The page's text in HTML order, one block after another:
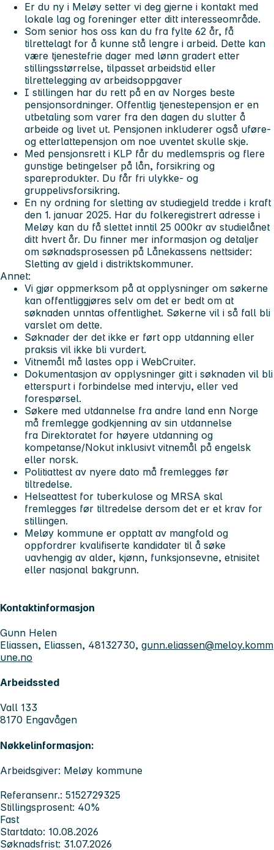
Er du ny i Meløy setter vi deg gjerne i kontakt med
lokale lag og foreninger etter ditt interesseområde.
Som senior hos oss kan du fra fylte 62 år, få
tilrettelagt for å kunne stå lengre i arbeid. Dette kan
være tjenestefrie dager med lønn gradert etter
stillingsstørrelse, tilpasset arbeidstid eller
tilrettelegging av arbeidsoppgaver
I stillingen har du rett på en av Norges beste
pensjonsordninger. Offentlig tjenestepensjon er en
utbetaling som varer fra den dagen du slutter å
arbeide og livet ut. Pensjonen inkluderer også uføre-
og etterlattepensjon om noe uventet skulle skje.
Med pensjonsrett i KLP får du medlemspris og flere
gunstige betingelser på lån, forsikring og
spareprodukter. Du får fri ulykke- og
gruppelivsforsikring.
En ny ordning for sletting av studiegjeld tredde i kraft
den 1. januar 2025. Har du folkeregistrert adresse i
Meløy kan du få slettet inntil 25 000kr av studielånet
ditt hvert år. Du finner mer informasjon og detaljer
om søknadsprosessen på Lånekassens nettsider:
Sletting av gjeld i distriktskommuner.
Annet:
Vi gjør oppmerksom på at opplysninger om søkerne
kan offentliggjøres selv om det er bedt om at
søknaden unntas offentlighet. Søkerne vil i så fall bli
varslet om dette.
Søknader der det ikke er ført opp utdanning eller
praksis vil ikke bli vurdert.
Vitnemål må lastes opp i WebCruiter.
Dokumentasjon av opplysninger gitt i søknaden vil bli
etterspurt i forbindelse med intervju, eller ved
forespørsel.
Søkere med utdannelse fra andre land enn Norge
må fremlegge godkjenning av sin utdannelse
fra Direktoratet for høyere utdanning og
kompetanse/Nokut inklusivt vitnemål på engelsk
eller norsk.
Politiattest av nyere dato må fremlegges før
tiltredelse.
Helseattest for tuberkulose og MRSA skal
fremlegges før tiltredelse dersom det er et krav for
stillingen.
Meløy kommune er opptatt av mangfold og
oppfordrer kvalifiserte kandidater til å søke
uavhengig av alder, kjønn, funksjonsevne, etnisitet
eller nasjonal bakgrunn.
Kontaktinformasjon
Gunn Helen
Eliassen, Eliassen, 48132730, gunn.eliassen@meloy.komm
une.no
Arbeidssted
Vall 133
8170 Engavågen
Nøkkelinformasjon:
Arbeidsgiver: Meløy kommune
Referansenr.: 5152729325
Stillingsprosent: 40%
Fast
Startdato: 10.08.2026
Søknadsfrist: 31.07.2026